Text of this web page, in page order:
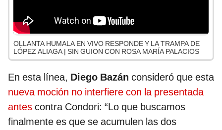
OLLANTA HUMALA EN VIVO RESPONDE Y LA TRAMPA DE
LÓPEZ ALIAGA | SIN GUION CON ROSA MARÍA PALACIOS
En esta línea, Diego Bazán consideró que esta
nueva moción no interfiere con la presentada
antes contra Condori: “Lo que buscamos
finalmente es que se acumulen las dos